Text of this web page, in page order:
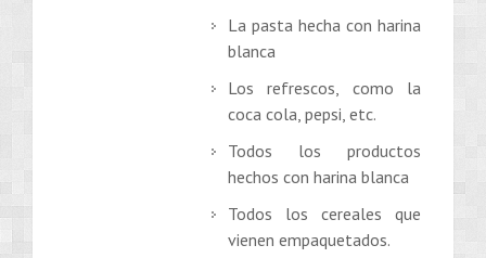
La pasta hecha con harina
blanca
Los refrescos, como la
coca cola, pepsi, etc.
Todos los productos
hechos con harina blanca
Todos los cereales que
vienen empaquetados.